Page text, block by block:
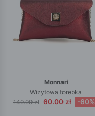
Monnari
Wizytowa torebka
149.99 zł 60.00 zł -60%